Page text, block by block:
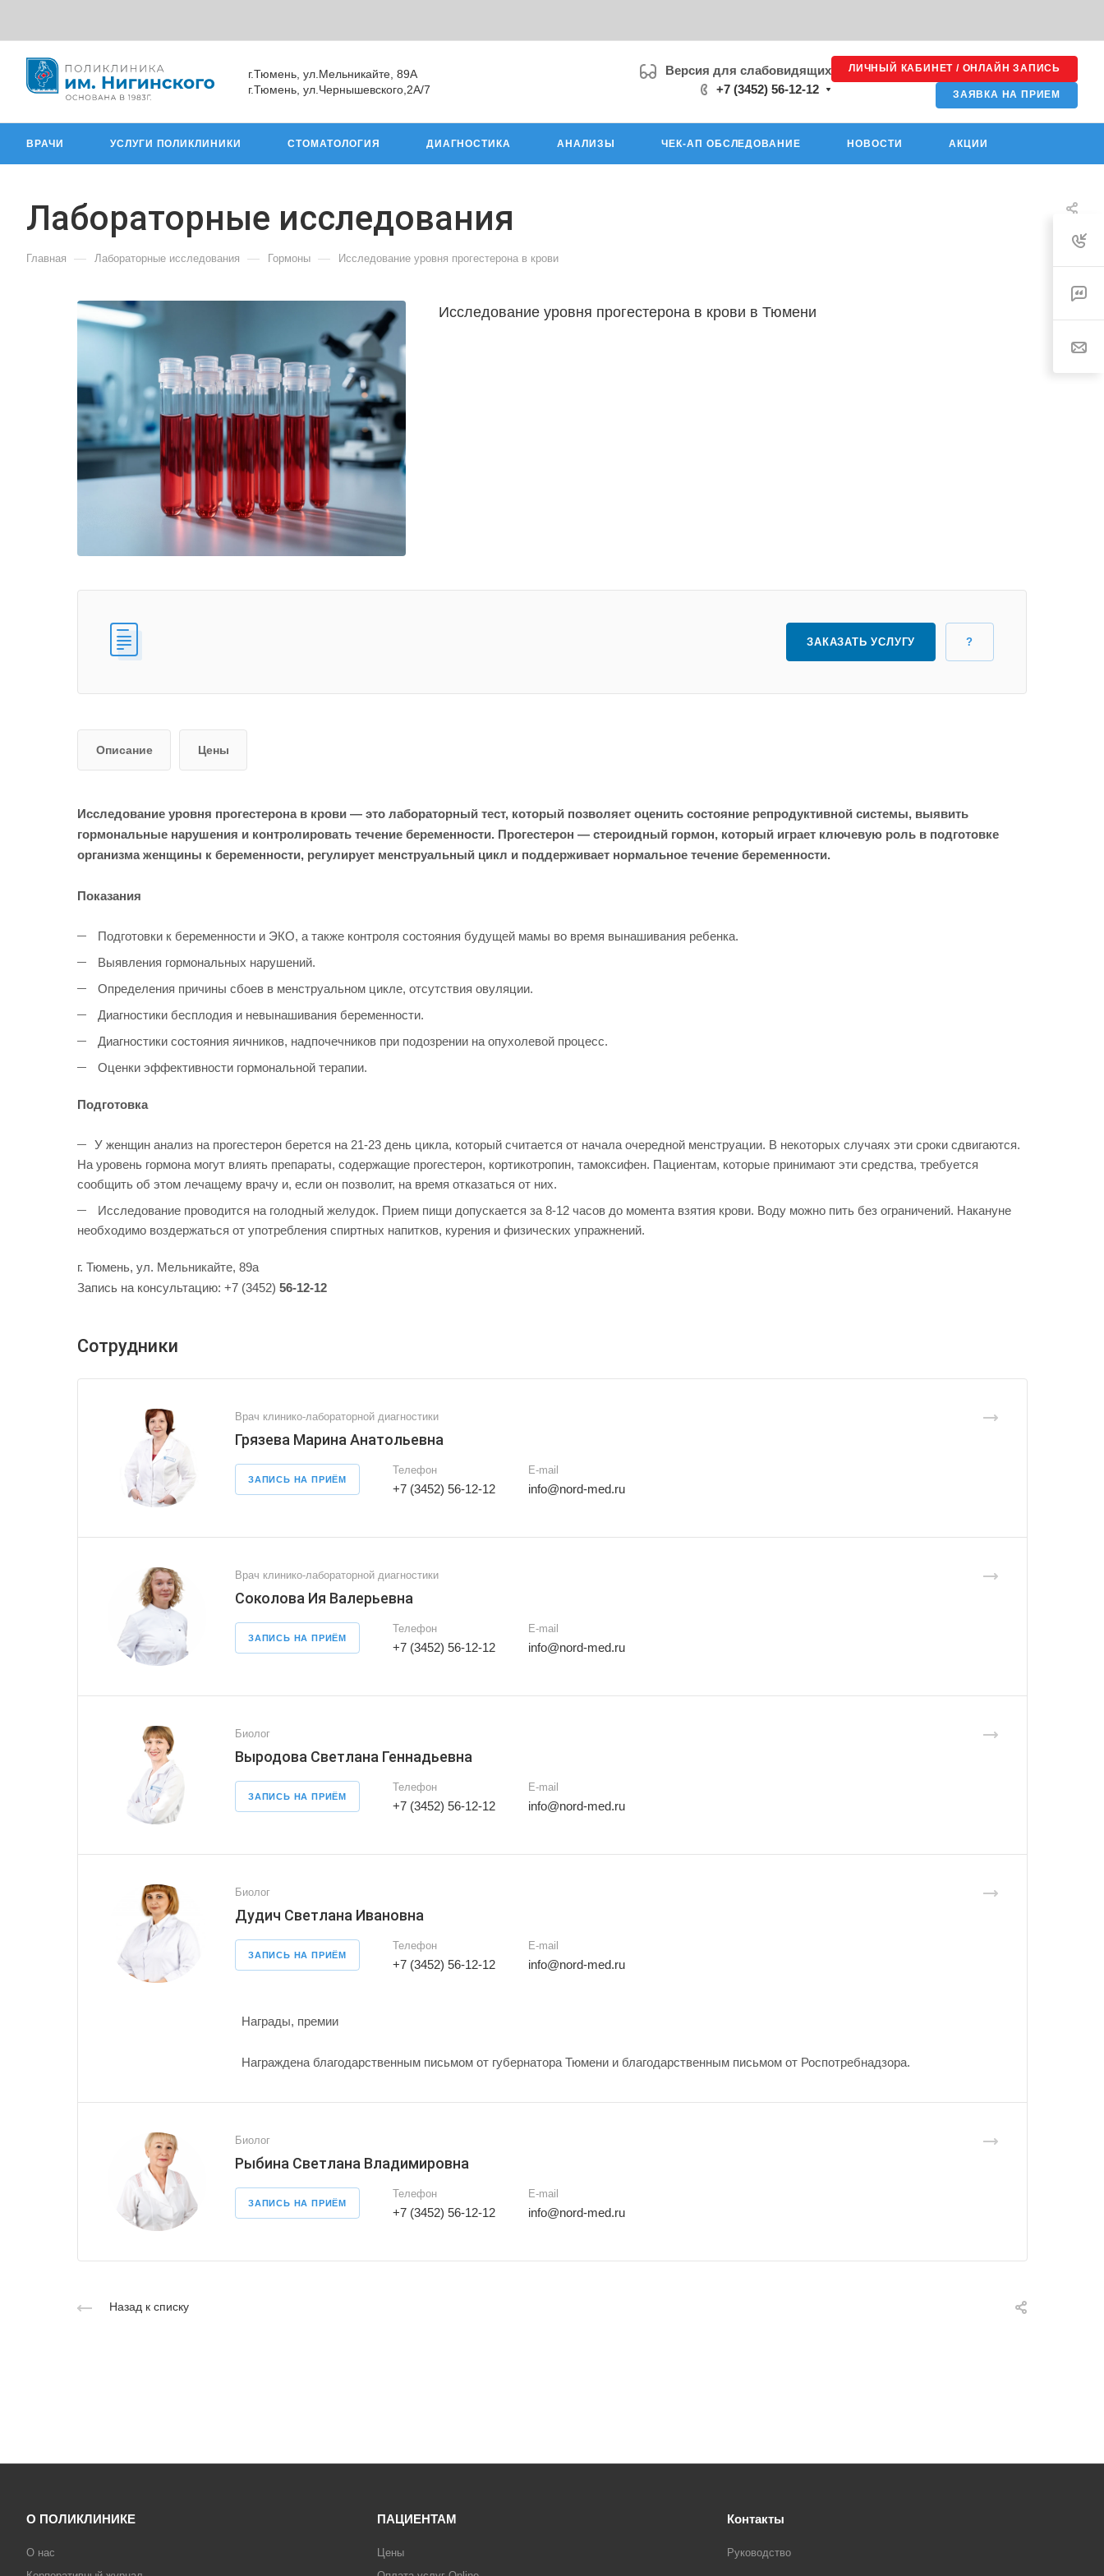
г.Тюмень, ул.Мельникайте, 89А
г.Тюмень, ул.Чернышевского,2А/7
Версия для слабовидящих
+7 (3452) 56-12-12
ЛИЧНЫЙ КАБИНЕТ / ОНЛАЙН ЗАПИСЬ
ЗАЯВКА НА ПРИЕМ
ВРАЧИ УСЛУГИ ПОЛИКЛИНИКИ СТОМАТОЛОГИЯ ДИАГНОСТИКА АНАЛИЗЫ ЧЕК-АП ОБСЛЕДОВАНИЕ НОВОСТИ АКЦИИ
Лабораторные исследования
Главная — Лабораторные исследования — Гормоны — Исследование уровня прогестерона в крови
Исследование уровня прогестерона в крови в Тюмени
ЗАКАЗАТЬ УСЛУГУ ?
Описание Цены
Исследование уровня прогестерона в крови — это лабораторный тест, который позволяет оценить состояние репродуктивной системы, выявить
гормональные нарушения и контролировать течение беременности. Прогестерон — стероидный гормон, который играет ключевую роль в подготовке
организма женщины к беременности, регулирует менструальный цикл и поддерживает нормальное течение беременности.
Показания
Подготовки к беременности и ЭКО, а также контроля состояния будущей мамы во время вынашивания ребенка.
Выявления гормональных нарушений.
Определения причины сбоев в менструальном цикле, отсутствия овуляции.
Диагностики бесплодия и невынашивания беременности.
Диагностики состояния яичников, надпочечников при подозрении на опухолевой процесс.
Оценки эффективности гормональной терапии.
Подготовка
У женщин анализ на прогестерон берется на 21-23 день цикла, который считается от начала очередной менструации. В некоторых случаях эти сроки сдвигаются.
На уровень гормона могут влиять препараты, содержащие прогестерон, кортикотропин, тамоксифен. Пациентам, которые принимают эти средства, требуется
сообщить об этом лечащему врачу и, если он позволит, на время отказаться от них.
Исследование проводится на голодный желудок. Прием пищи допускается за 8-12 часов до момента взятия крови. Воду можно пить без ограничений. Накануне
необходимо воздержаться от употребления спиртных напитков, курения и физических упражнений.
г. Тюмень, ул. Мельникайте, 89а
Запись на консультацию: +7 (3452) 56-12-12
Сотрудники
Врач клинико-лабораторной диагностики
Грязева Марина Анатольевна
ЗАПИСЬ НА ПРИЁМ
Телефон
+7 (3452) 56-12-12
E-mail
info@nord-med.ru
Врач клинико-лабораторной диагностики
Соколова Ия Валерьевна
ЗАПИСЬ НА ПРИЁМ
Телефон
+7 (3452) 56-12-12
E-mail
info@nord-med.ru
Биолог
Выродова Светлана Геннадьевна
ЗАПИСЬ НА ПРИЁМ
Телефон
+7 (3452) 56-12-12
E-mail
info@nord-med.ru
Биолог
Дудич Светлана Ивановна
ЗАПИСЬ НА ПРИЁМ
Телефон
+7 (3452) 56-12-12
E-mail
info@nord-med.ru
Награды, премии
Награждена благодарственным письмом от губернатора Тюмени и благодарственным письмом от Роспотребнадзора.
Биолог
Рыбина Светлана Владимировна
ЗАПИСЬ НА ПРИЁМ
Телефон
+7 (3452) 56-12-12
E-mail
info@nord-med.ru
Назад к списку
О ПОЛИКЛИНИКЕ
О нас
ПАЦИЕНТАМ
Цены
Контакты
Руководство